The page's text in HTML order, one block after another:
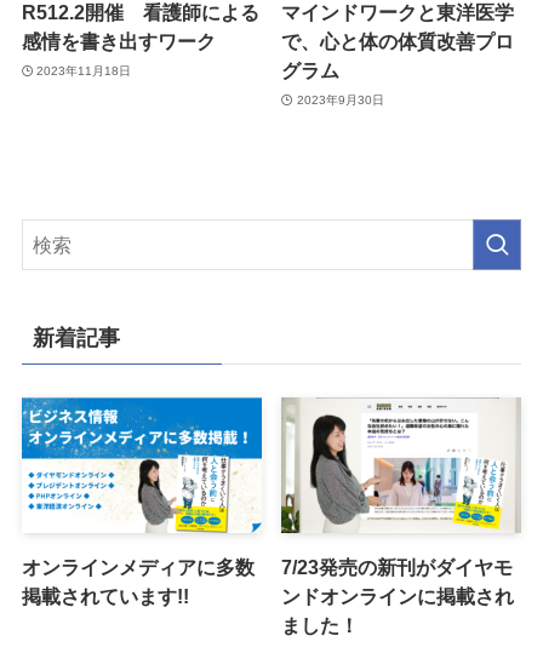
R512.2開催 看護師による
感情を書き出すワーク
2023年11月18日
マインドワークと東洋医学
で、心と体の体質改善プロ
グラム
2023年9月30日
新着記事
オンラインメディアに多数
掲載されています!!
7/23発売の新刊がダイヤモ
ンドオンラインに掲載され
ました！